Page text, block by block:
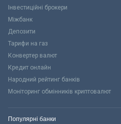
Інвестиційні брокери
Міжбанк
Депозити
Тарифи на газ
Конвертер валют
Кредит онлайн
Народний рейтинг банків
Моніторинг обмінників криптовалют
Популярні банки